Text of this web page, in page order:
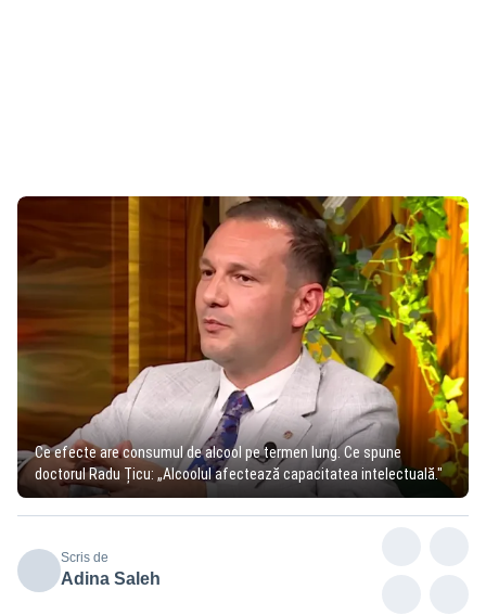
Ce efecte are consumul de alcool pe termen lung. Ce spune
doctorul Radu Țicu: „Alcoolul afectează capacitatea intelectuală."
Scris de
Adina Saleh